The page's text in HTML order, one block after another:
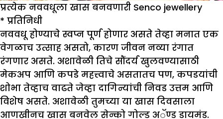
प्रत्येक नववधूला खास बनवणारी Senco jewellery
* प्रतिनिधी
नववधू होण्याचे स्वप्न पूर्ण होणार असते तेव्हा मनात एक
वेगळाच उत्साह असतो, कारण जीवन नव्या रंगात
रंगणार असते. अशावेळी तिचे सौंदर्य खुलवण्यासाठी
मेकअप आणि कपडे महत्त्वाचे असतातच पण, कपडयांची
शोभा तेव्हाच वाढते जेव्हा दागिन्यांची निवड उत्तम आणि
विशेष असते. अशावेळी तुमच्या या खास दिवसाला
आणखीनच खास बनवेल सेन्को गोल्ड अॅण्ड डायमंड.